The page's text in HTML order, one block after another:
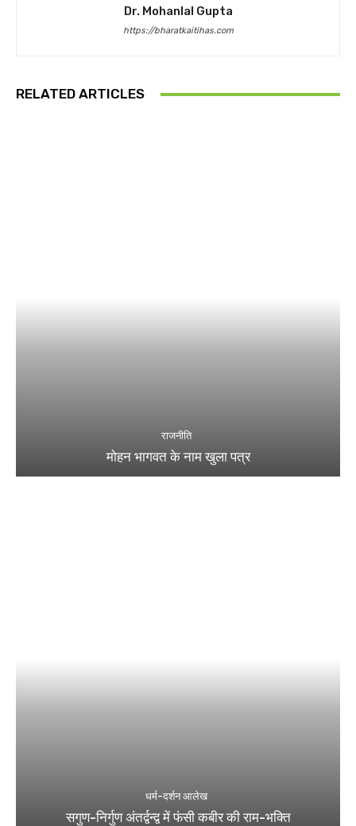
Dr. Mohanlal Gupta
https://bharatkaitihas.com
RELATED ARTICLES
राजनीति
मोहन भागवत के नाम खुला पत्र
धर्म-दर्शन आलेख
सगुण-निर्गुण अंतर्द्वन्द्व में फंसी कबीर की राम-भक्ति